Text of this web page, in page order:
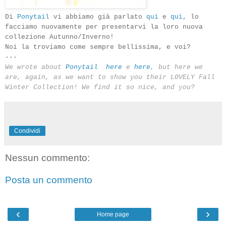
Di Ponytail vi abbiamo già parlato qui e qui, lo
facciamo nuovamente per presentarvi la loro nuova
collezione Autunno/Inverno!
Noi la troviamo come sempre bellissima, e voi?
---
We wrote about Ponytail here e here, but here we
are, again, as we want to show you their LOVELY Fall
Winter Collection! We find it so nice, and you?
Condividi
Nessun commento:
Posta un commento
‹ ›
Home page